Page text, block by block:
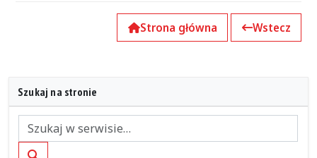
Strona główna Wstecz
Szukaj na stronie
Szukaj